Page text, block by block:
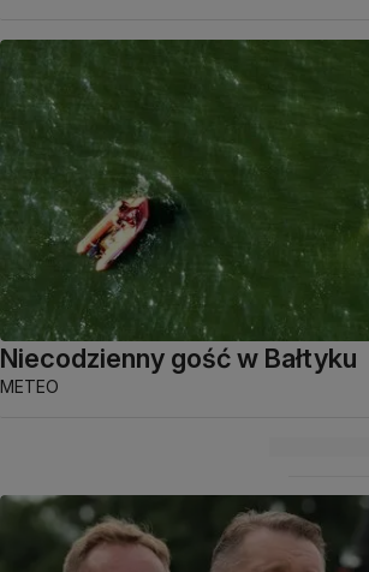
Niecodzienny gość w Bałtyku
METEO